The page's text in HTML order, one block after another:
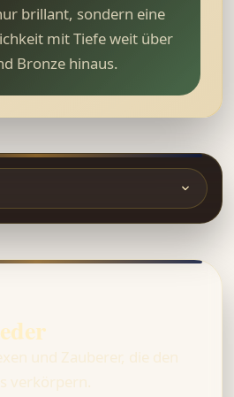
brillant, sondern eine
mit Tiefe weit über
Bronze hinaus.
und Zauberer, die den
verkörpern.